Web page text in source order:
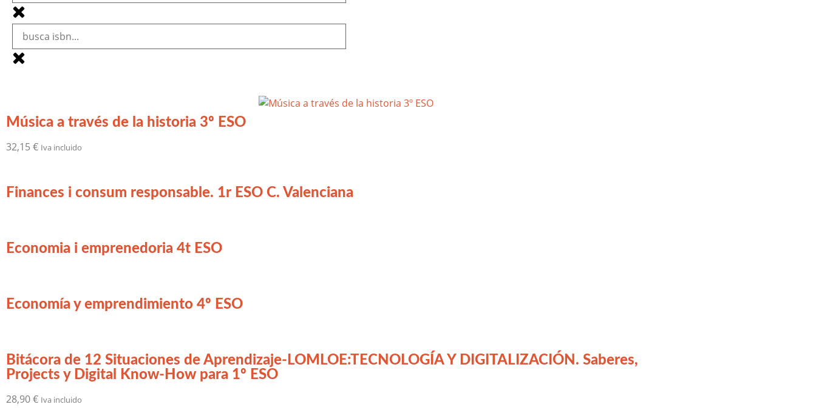
Música a través de la historia 3º ESO
32,15€ Iva incluido
Finances i consum responsable. 1r ESO C. Valenciana
Economia i emprenedoria 4t ESO
Economía y emprendimiento 4º ESO
Bitácora de 12 Situaciones de Aprendizaje-LOMLOE:TECNOLOGÍA Y DIGITALIZACIÓN. Saberes,
Projects y Digital Know-How para 1º ESO
28,90€ Iva incluido